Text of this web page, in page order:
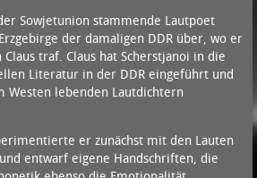
Sowjetunion stammende Lautpoet
der damaligen DDR über, wo er
traf. Claus hat Scherstjanoi in die
Literatur in der DDR eingeführt und
Westen lebenden Lautdichtern
er zunächst mit den Lauten
entwarf eigene Handschriften, die